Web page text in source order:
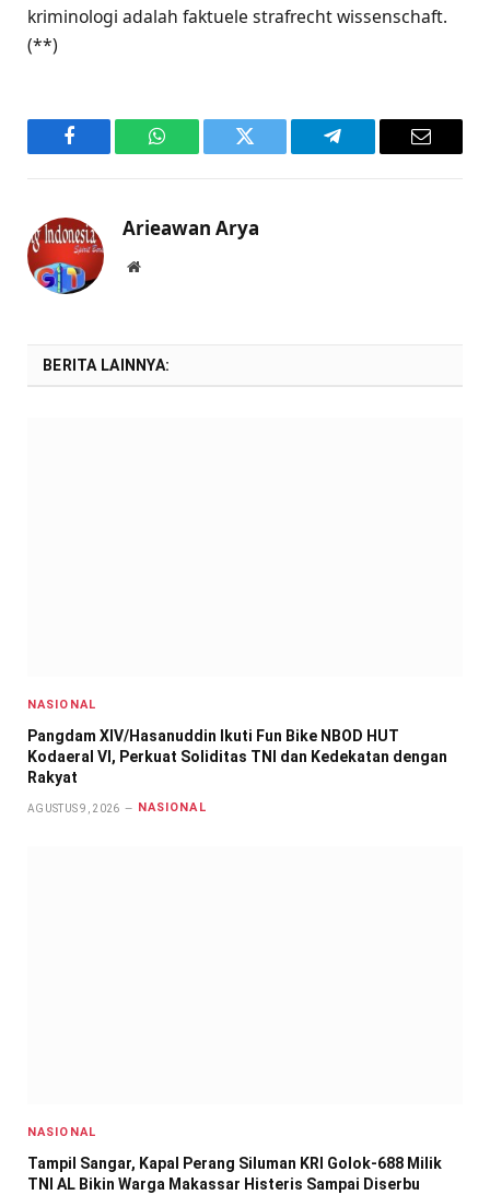
kriminologi adalah faktuele strafrecht wissenschaft.
(**)
Facebook WhatsAppTwitter Telegram Email
Arieawan Arya
Website
BERITA LAINNYA:
NASIONAL
Pangdam XIV/Hasanuddin Ikuti Fun Bike NBOD HUT
Kodaeral VI, Perkuat Soliditas TNI dan Kedekatan dengan
Rakyat
AGUSTUS 9, 2026 NASIONAL
NASIONAL
Tampil Sangar, Kapal Perang Siluman KRI Golok-688 Milik
TNI AL Bikin Warga Makassar Histeris Sampai Diserbu